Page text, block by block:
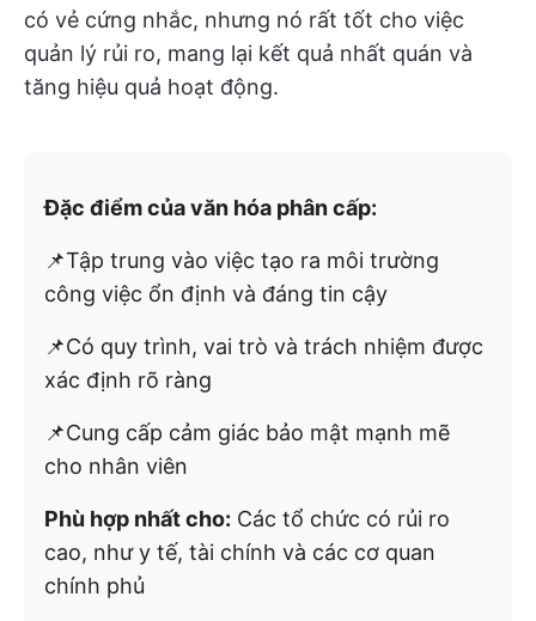
có vẻ cứng nhắc, nhưng nó rất tốt cho việc
quản lý rủi ro, mang lại kết quả nhất quán và
tăng hiệu quả hoạt động.
Đặc điểm của văn hóa phân cấp:
📌Tập trung vào việc tạo ra môi trường
công việc ổn định và đáng tin cậy
📌Có quy trình, vai trò và trách nhiệm được
xác định rõ ràng
📌Cung cấp cảm giác bảo mật mạnh mẽ
cho nhân viên
Phù hợp nhất cho: Các tổ chức có rủi ro
cao, như y tế, tài chính và các cơ quan
chính phủ